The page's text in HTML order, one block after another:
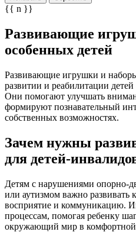
{{ n }}
Развивающие
особенных детей
Развивающие игрушки и
развитии и реабилитации
Они помогают улучшать
формируют познавательный
собственных возможностях.
Зачем нужны
для детей-
Детям с нарушениями опорно-
или аутизмом важно развивать
восприятие и коммуникацию.
процессам, помогая ребенку
окружающий мир в комфортной